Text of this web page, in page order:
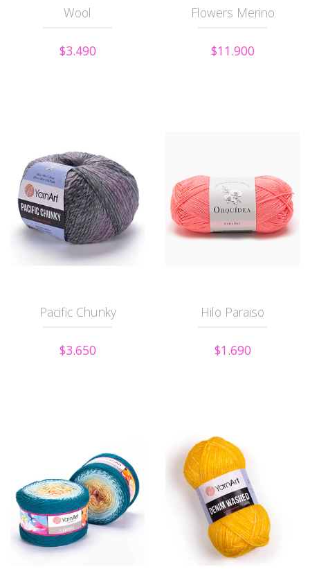
Wool
$3.490
Flowers Merino
$11.900
Pacific Chunky
$3.650
Hilo Paraiso
$1.690